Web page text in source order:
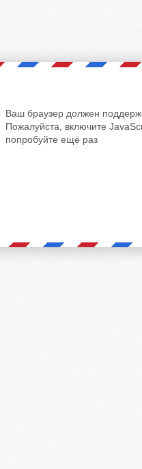
Ваш браузер должен
Пожалуйста, включите
попробуйте ещё раз